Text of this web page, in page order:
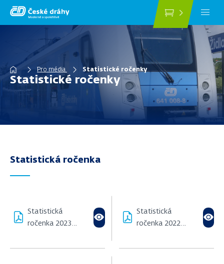
Přejít
Drobečková
navigace
Pro média Statistické ročenky
Statistické ročenky
Statistická ročenka
Statistická
ročenka 2023
Statistická
ročenka 2022